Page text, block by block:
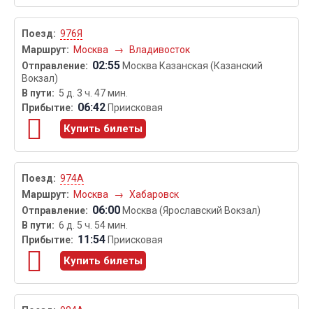
976Я
Москва
→ Владивосток
02:55 Москва Казанская (Казанский
Вокзал)
5 д. 3 ч. 47 мин.
06:42 Приисковая
Купить билеты
974А
Москва
→ Хабаровск
06:00 Москва (Ярославский Вокзал)
6 д. 5 ч. 54 мин.
11:54 Приисковая
Купить билеты